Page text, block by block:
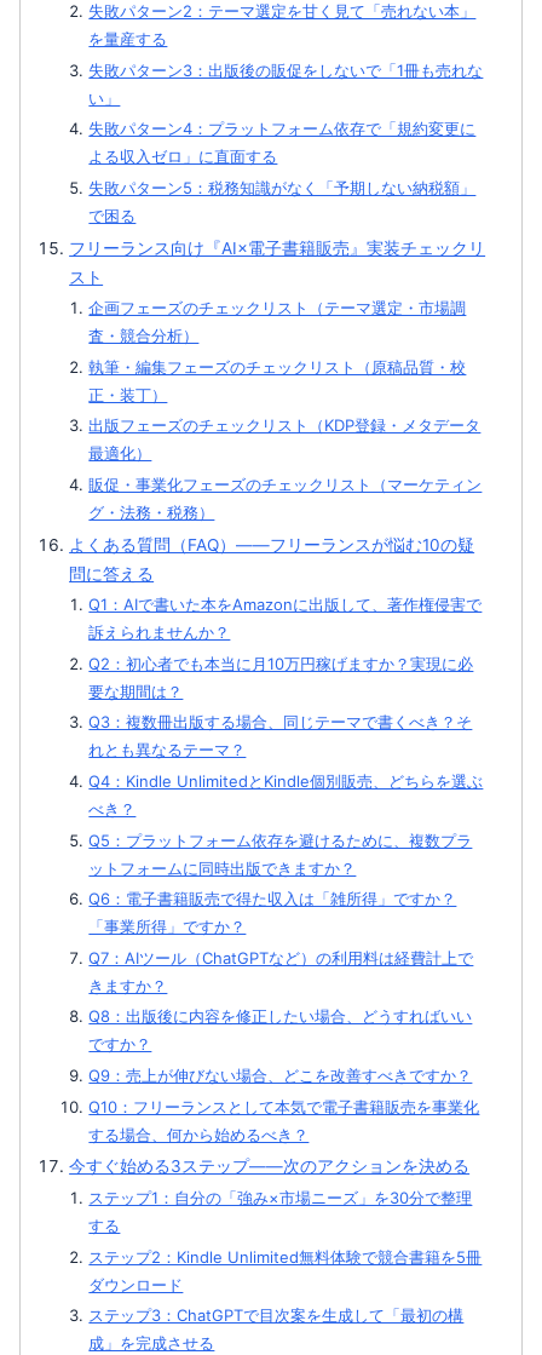
失敗パターン2：テーマ選定を甘く見て「売れない本」
を量産する
失敗パターン3：出版後の販促をしないで「1冊も売れな
い」
失敗パターン4：プラットフォーム依存で「規約変更に
よる収入ゼロ」に直面する
失敗パターン5：税務知識がなく「予期しない納税額」
で困る
フリーランス向け『AI×電子書籍販売』実装チェックリ
スト
企画フェーズのチェックリスト（テーマ選定・市場調
査・競合分析）
執筆・編集フェーズのチェックリスト（原稿品質・校
正・装丁）
出版フェーズのチェックリスト（KDP登録・メタデータ
最適化）
販促・事業化フェーズのチェックリスト（マーケティン
グ・法務・税務）
よくある質問（FAQ）——フリーランスが悩む10の疑
問に答える
Q1：AIで書いた本をAmazonに出版して、著作権侵害で
訴えられませんか？
Q2：初心者でも本当に月10万円稼げますか？実現に必
要な期間は？
Q3：複数冊出版する場合、同じテーマで書くべき？そ
れとも異なるテーマ？
Q4：Kindle UnlimitedとKindle個別販売、どちらを選ぶ
べき？
Q5：プラットフォーム依存を避けるために、複数プラ
ットフォームに同時出版できますか？
Q6：電子書籍販売で得た収入は「雑所得」ですか？
「事業所得」ですか？
Q7：AIツール（ChatGPTなど）の利用料は経費計上で
きますか？
Q8：出版後に内容を修正したい場合、どうすればいい
ですか？
Q9：売上が伸びない場合、どこを改善すべきですか？
Q10：フリーランスとして本気で電子書籍販売を事業化
する場合、何から始めるべき？
今すぐ始める3ステップ——次のアクションを決める
ステップ1：自分の「強み×市場ニーズ」を30分で整理
する
ステップ2：Kindle Unlimited無料体験で競合書籍を5冊
ダウンロード
ステップ3：ChatGPTで目次案を生成して「最初の構
成」を完成させる